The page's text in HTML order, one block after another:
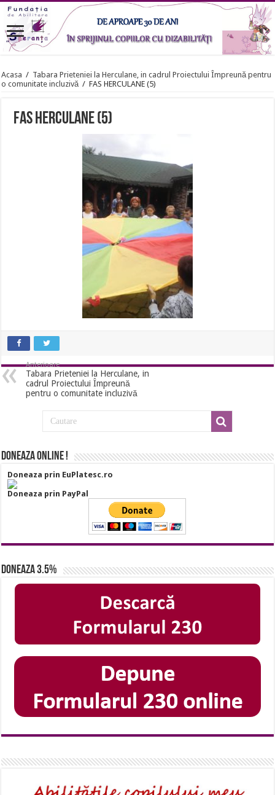
Acasa / Tabara Prieteniei la Herculane, in cadrul Proiectului Împreună pentru
o comunitate incluzivă / FAS HERCULANE (5)
FAS HERCULANE (5)
Anterioare
Tabara Prieteniei la Herculane, in
cadrul Proiectului Împreună
pentru o comunitate incluzivă
Doneaza online !
Doneaza prin EuPlatesc.ro
Doneaza prin PayPal
Doneaza 3.5%